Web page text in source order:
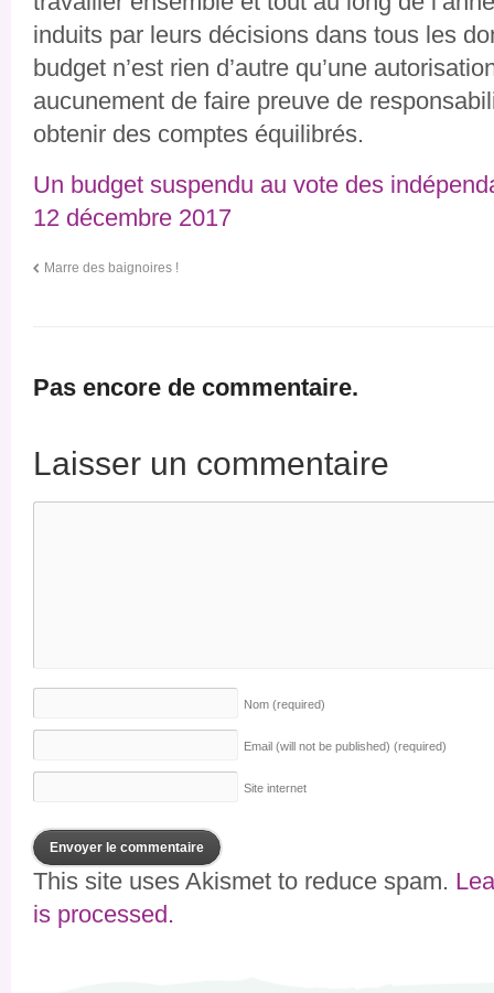
induits par leurs décisions dans tous les
budget n’est rien d’autre qu’une
aucunement de faire preuve de
obtenir des comptes équilibrés.
Un budget suspendu au vote des
12 décembre 2017
Marre des baignoires !
Pas encore de commentaire.
Laisser un commentaire
Nom (required)
Email (will not be published) (required)
Site internet
This site uses Akismet to reduce spam.
is processed.